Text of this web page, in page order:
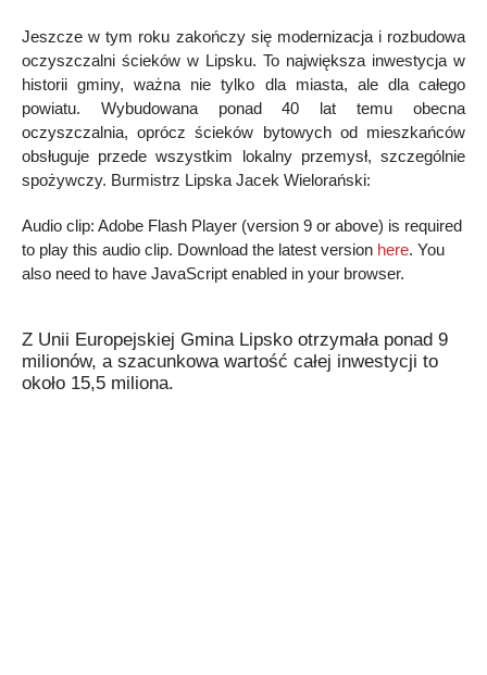
Jeszcze w tym roku zakończy się modernizacja i rozbudowa
oczyszczalni ścieków w Lipsku. To największa inwestycja w
historii gminy, ważna nie tylko dla miasta, ale dla całego
powiatu. Wybudowana ponad 40 lat temu obecna
oczyszczalnia, oprócz ścieków bytowych od mieszkańców
obsługuje przede wszystkim lokalny przemysł, szczególnie
spożywczy. Burmistrz Lipska Jacek Wielorański:
Audio clip: Adobe Flash Player (version 9 or above) is required
to play this audio clip. Download the latest version here. You
also need to have JavaScript enabled in your browser.
Z Unii Europejskiej Gmina Lipsko otrzymała ponad 9
milionów, a szacunkowa wartość całej inwestycji to
około 15,5 miliona.